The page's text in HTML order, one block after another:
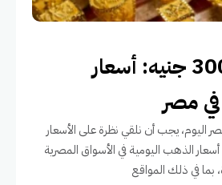
يقترب من 3000 جنيه: أسعار
مصر
اليوم، يجب أن نلقي نظرة على الأسعار
الذهب اليومية في الأسواق المصرية
في ذلك المواقع